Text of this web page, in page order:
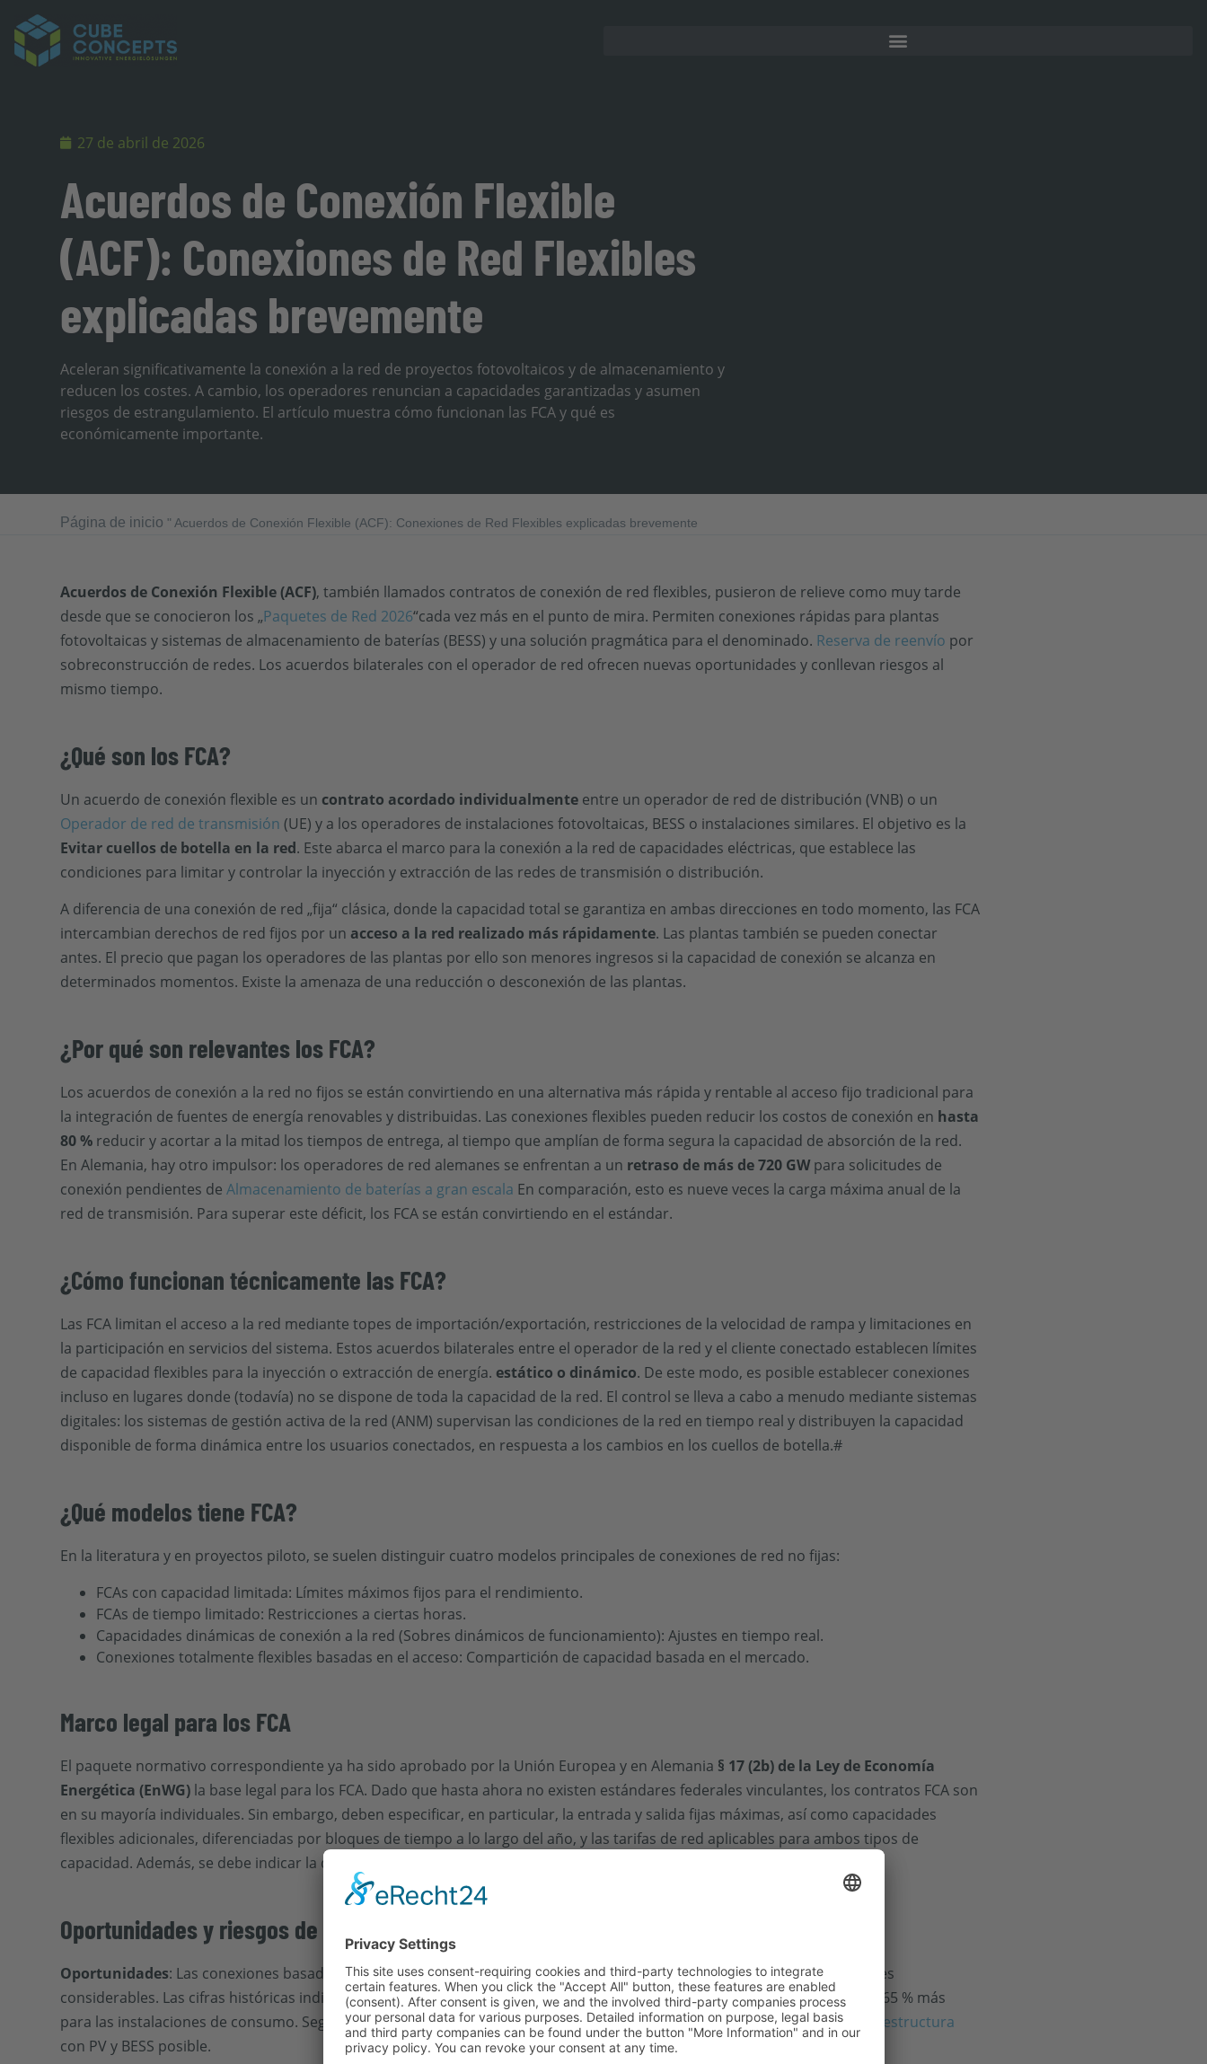
27 de abril de 2026
Acuerdos de Conexión Flexible
(ACF): Conexiones de Red Flexibles
explicadas brevemente
Aceleran significativamente la conexión a la red de proyectos fotovoltaicos y de almacenamiento y
reducen los costes. A cambio, los operadores renuncian a capacidades garantizadas y asumen
riesgos de estrangulamiento. El artículo muestra cómo funcionan las FCA y qué es
económicamente importante.
Página de inicio " Acuerdos de Conexión Flexible (ACF): Conexiones de Red Flexibles explicadas brevemente
Acuerdos de Conexión Flexible (ACF), también llamados contratos de conexión de red flexibles, pusieron de relieve como muy tarde
desde que se conocieron los „Paquetes de Red 2026“cada vez más en el punto de mira. Permiten conexiones rápidas para plantas
fotovoltaicas y sistemas de almacenamiento de baterías (BESS) y una solución pragmática para el denominado. Reserva de reenvío por
sobreconstrucción de redes. Los acuerdos bilaterales con el operador de red ofrecen nuevas oportunidades y conllevan riesgos al
mismo tiempo.
¿Qué son los FCA?
Un acuerdo de conexión flexible es un contrato acordado individualmente entre un operador de red de distribución (VNB) o un
Operador de red de transmisión (UE) y a los operadores de instalaciones fotovoltaicas, BESS o instalaciones similares. El objetivo es la
Evitar cuellos de botella en la red. Este abarca el marco para la conexión a la red de capacidades eléctricas, que establece las
condiciones para limitar y controlar la inyección y extracción de las redes de transmisión o distribución.
A diferencia de una conexión de red „fija“ clásica, donde la capacidad total se garantiza en ambas direcciones en todo momento, las FCA
intercambian derechos de red fijos por un acceso a la red realizado más rápidamente. Las plantas también se pueden conectar
antes. El precio que pagan los operadores de las plantas por ello son menores ingresos si la capacidad de conexión se alcanza en
determinados momentos. Existe la amenaza de una reducción o desconexión de las plantas.
¿Por qué son relevantes los FCA?
Los acuerdos de conexión a la red no fijos se están convirtiendo en una alternativa más rápida y rentable al acceso fijo tradicional para
la integración de fuentes de energía renovables y distribuidas. Las conexiones flexibles pueden reducir los costos de conexión en hasta
80 % reducir y acortar a la mitad los tiempos de entrega, al tiempo que amplían de forma segura la capacidad de absorción de la red.
En Alemania, hay otro impulsor: los operadores de red alemanes se enfrentan a un retraso de más de 720 GWpara solicitudes de
conexión pendientes deAlmacenamiento de baterías a gran escala En comparación, esto es nueve veces la carga máxima anual de la
red de transmisión. Para superar este déficit, los FCA se están convirtiendo en el estándar.
¿Cómo funcionan técnicamente las FCA?
Las FCA limitan el acceso a la red mediante topes de importación/exportación, restricciones de la velocidad de rampa y limitaciones en
la participación en servicios del sistema. Estos acuerdos bilaterales entre el operador de la red y el cliente conectado establecen límites
de capacidad flexibles para la inyección o extracción de energía. estático o dinámico. De este modo, es posible establecer conexiones
incluso en lugares donde (todavía) no se dispone de toda la capacidad de la red. El control se lleva a cabo a menudo mediante sistemas
digitales: los sistemas de gestión activa de la red (ANM) supervisan las condiciones de la red en tiempo real y distribuyen la capacidad
disponible de forma dinámica entre los usuarios conectados, en respuesta a los cambios en los cuellos de botella.#
¿Qué modelos tiene FCA?
En la literatura y en proyectos piloto, se suelen distinguir cuatro modelos principales de conexiones de red no fijas:
FCAs con capacidad limitada: Límites máximos fijos para el rendimiento.
FCAs de tiempo limitado: Restricciones a ciertas horas.
Capacidades dinámicas de conexión a la red (Sobres dinámicos de funcionamiento): Ajustes en tiempo real.
Conexiones totalmente flexibles basadas en el acceso: Compartición de capacidad basada en el mercado.
Marco legal para los FCA
El paquete normativo correspondiente ya ha sido aprobado por la Unión Europea y en Alemania § 17 (2b) de la Ley de Economía
Energética (EnWG) la base legal para los FCA. Dado que hasta ahora no existen estándares federales vinculantes, los contratos FCA son
en su mayoría individuales. Sin embargo, deben especificar, en particular, la entrada y salida fijas máximas, así como capacidades
flexibles adicionales, diferenciadas por bloques de tiempo a lo largo del año, y las tarifas de red aplicables para ambos tipos de
capacidad. Además, se debe indicar la duración del acuerdo y una fecha prevista para la conexión fija completa.
Oportunidades y riesgos de las FCA
Oportunidades: Las conexiones basadas en FCA hacen que algunos proyectos sean viables o permiten liberar capacidades
considerables. Las cifras históricas indican hasta un 29 % más de energía para las instalaciones de inyección a la red y un 65 % más
para las instalaciones de consumo. Según un estudio del EWI de 2025, se prevén cifras aún más elevadas enRed de superestructura
con PV y BESS posible.